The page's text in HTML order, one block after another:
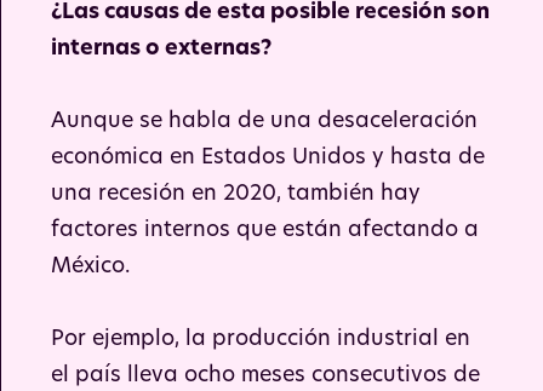
¿Las causas de esta posible recesión son
internas o externas?
Aunque se habla de una desaceleración
económica en Estados Unidos y hasta de
una recesión en 2020, también hay
factores internos que están afectando a
México.
Por ejemplo, la producción industrial en
el país lleva ocho meses consecutivos de